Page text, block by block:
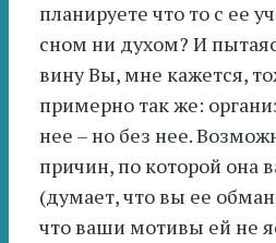
планируете что то с ее
сном ни духом? И
вину Вы, мне кажется,
примерно так же:
нее – но без нее.
причин, по которой она
(думает, что вы ее
что ваши мотивы ей не